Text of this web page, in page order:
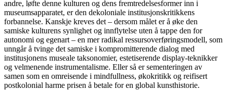
andre, løfte denne kulturen og dens fremtredelsesformer inn i
museumsapparatet, er den dekoloniale institusjonskritikkens
forbannelse. Kanskje kreves det – dersom målet er å øke den
samiske kulturens synlighet og innflytelse uten å tappe den for
autonomi og egenart – en mer radikal ressursoverføringsmodell, som
unngår å tvinge det samiske i kompromitterende dialog med
institusjonens museale taksonomier, estetiserende display-teknikker
og velmenende instrumentalisme. Eller så er sementeringen av
samen som en omreisende i mindfullness, økokritikk og reifisert
postkolonial harme prisen å betale for en global kunsthistorie.